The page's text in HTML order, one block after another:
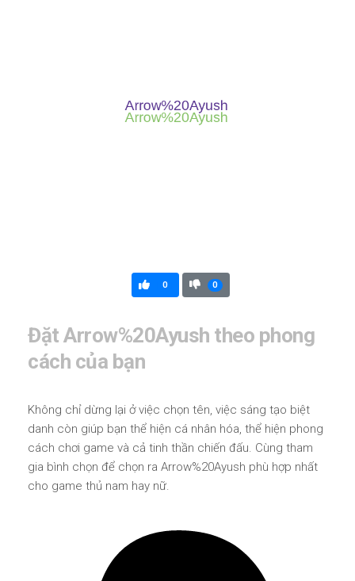
0 0
Đặt Arrow%20Ayush theo phong
cách của bạn
Không chỉ dừng lại ở việc chọn tên, việc sáng tạo biệt
danh còn giúp bạn thể hiện cá nhân hóa, thể hiện phong
cách chơi game và cả tinh thần chiến đấu. Cùng tham
gia bình chọn để chọn ra Arrow%20Ayush phù hợp nhất
cho game thủ nam hay nữ.